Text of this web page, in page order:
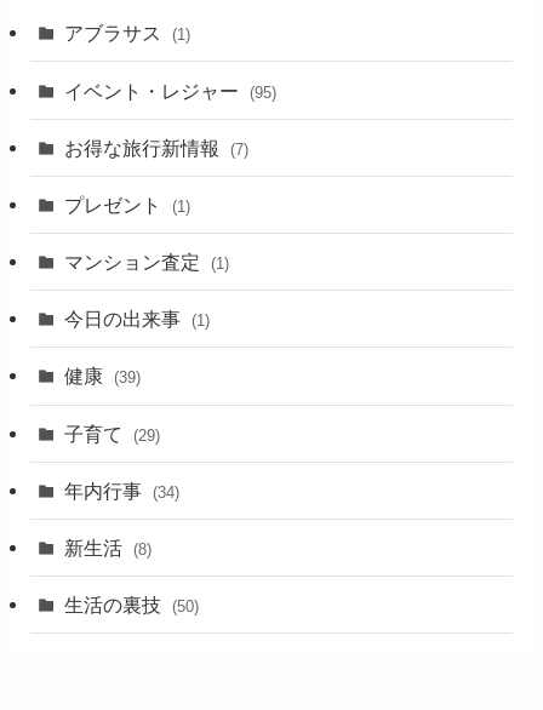
アブラサス (1)
イベント・レジャー (95)
お得な旅行新情報 (7)
プレゼント (1)
マンション査定 (1)
今日の出来事 (1)
健康 (39)
子育て (29)
年内行事 (34)
新生活 (8)
生活の裏技 (50)